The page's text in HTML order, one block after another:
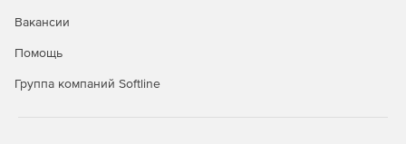
Вакансии
Помощь
Группа компаний Softline